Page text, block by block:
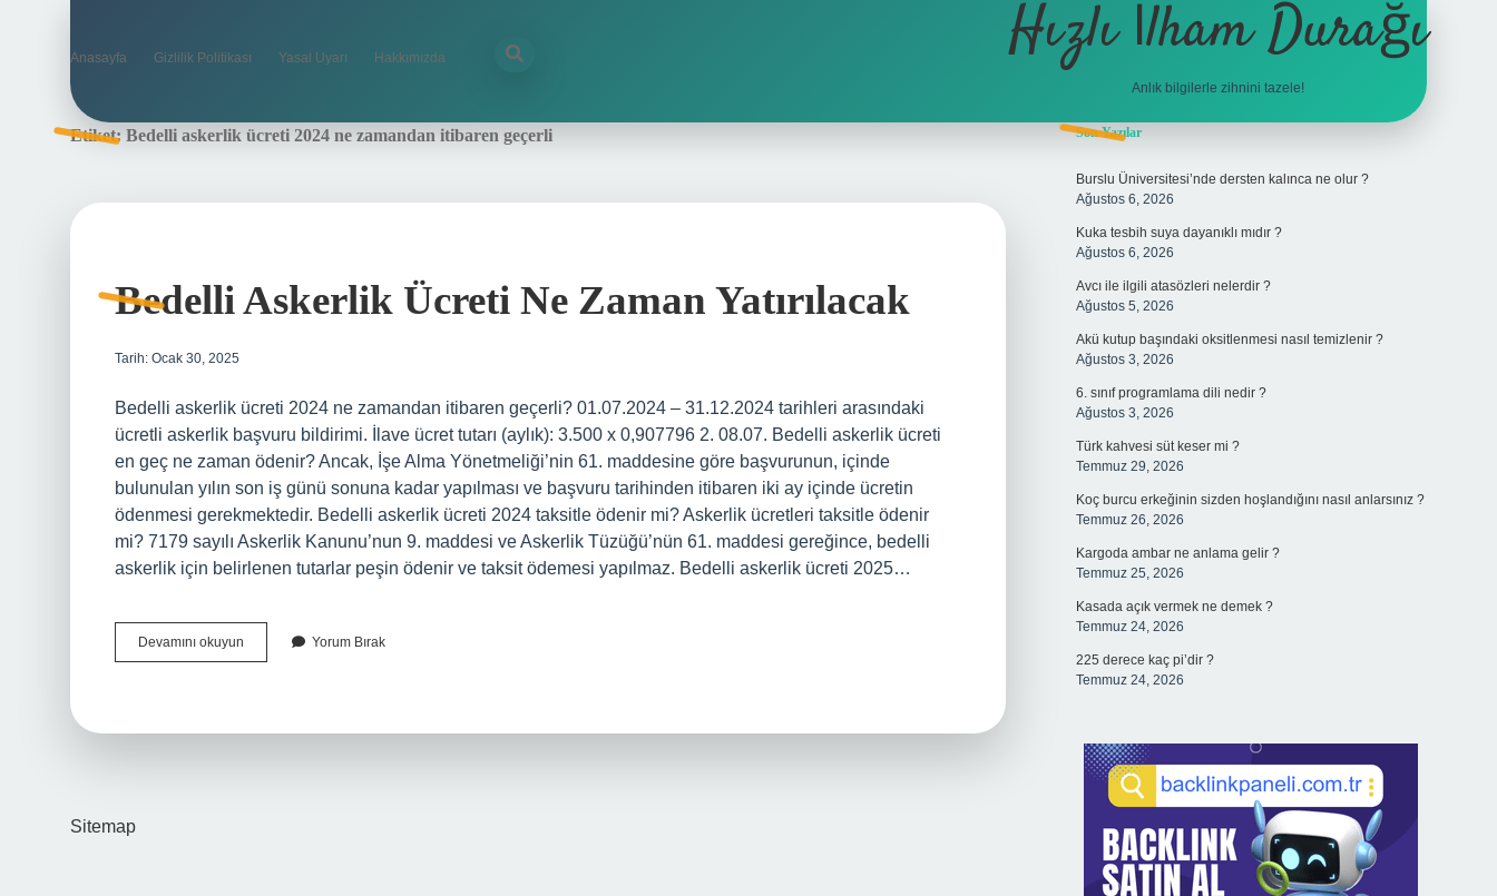
Anasayfa Gizlilik Politikası Yasal Uyarı Hakkımızda Hızlı İlham Durağı
Anlık bilgilerle zihnini tazele!
Etiket: Bedelli askerlik ücreti 2024 ne zamandan itibaren geçerli
Bedelli Askerlik Ücreti Ne Zaman Yatırılacak
Tarih: Ocak 30, 2025
Bedelli askerlik ücreti 2024 ne zamandan itibaren geçerli? 01.07.2024 – 31.12.2024 tarihleri ​​arasındaki
ücretli askerlik başvuru bildirimi. İlave ücret tutarı (aylık): 3.500 x 0,907796 2. 08.07. Bedelli askerlik ücreti
en geç ne zaman ödenir? Ancak, İşe Alma Yönetmeliği’nin 61. maddesine göre başvurunun, içinde
bulunulan yılın son iş günü sonuna kadar yapılması ve başvuru tarihinden itibaren iki ay içinde ücretin
ödenmesi gerekmektedir. Bedelli askerlik ücreti 2024 taksitle ödenir mi? Askerlik ücretleri taksitle ödenir
mi? 7179 sayılı Askerlik Kanunu’nun 9. maddesi ve Askerlik Tüzüğü’nün 61. maddesi gereğince, bedelli
askerlik için belirlenen tutarlar peşin ödenir ve taksit ödemesi yapılmaz. Bedelli askerlik ücreti 2025…
Devamını okuyun
Askerlik
Yorum Bırak
Sitemap
Sidebar
Son Yazılar
Burslu Üniversitesi’nde dersten kalınca ne olur ?
Ağustos 6, 2026
Kuka tesbih suya dayanıklı mıdır ?
Ağustos 6, 2026
Avcı ile ilgili atasözleri nelerdir ?
Ağustos 5, 2026
Akü kutup başındaki oksitlenmesi nasıl temizlenir ?
Ağustos 3, 2026
6. sınıf programlama dili nedir ?
Ağustos 3, 2026
Türk kahvesi süt keser mi ?
Temmuz 29, 2026
Koç burcu erkeğinin sizden hoşlandığını nasıl anlarsınız ?
Temmuz 26, 2026
Kargoda ambar ne anlama gelir ?
Temmuz 25, 2026
Kasada açık vermek ne demek ?
Temmuz 24, 2026
225 derece kaç pi’dir ?
Temmuz 24, 2026